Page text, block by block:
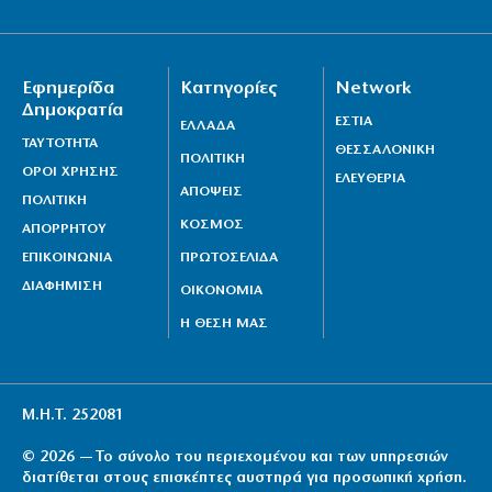
Τουρκία: Κατατέθηκε ν/σ για τερματισμό της
σύγκρουσης με τους Κούρδους
«Θερμό» φθινόπωρο στο πεδίο των πλειστηριασμών
5|08|2026 | 23:00
Εφημερίδα
Δημοκρατία
ΤΑΥΤΟΤΗΤΑ
ΟΡΟΙ ΧΡΗΣΗΣ
ΠΟΛΙΤΙΚΗ
ΑΠΟΡΡΗΤΟΥ
ΕΠΙΚΟΙΝΩΝΙΑ
ΔΙΑΦΗΜΙΣΗ
Κατηγορίες
ΕΛΛΑΔΑ
ΠΟΛΙΤΙΚΗ
ΑΠΟΨΕΙΣ
ΚΟΣΜΟΣ
ΠΡΩΤΟΣΕΛΙΔΑ
ΟΙΚΟΝΟΜΙΑ
Η ΘΕΣΗ ΜΑΣ
Network
ΕΣΤΙΑ
ΘΕΣΣΑΛΟΝΙΚΗ
ΕΛΕΥΘΕΡΙΑ
Μ.Η.Τ. 252081
© 2026 — Το σύνολο του περιεχομένου και των υπηρεσιών
διατίθεται στους επισκέπτες αυστηρά για προσωπική χρήση.